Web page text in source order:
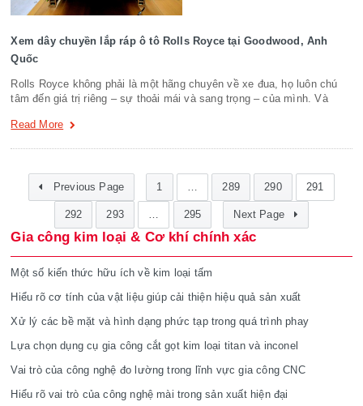
Xem dây chuyền lắp ráp ô tô Rolls Royce tại Goodwood, Anh
Quốc
Rolls Royce không phải là một hãng chuyên về xe đua, họ luôn chú
tâm đến giá trị riêng – sự thoải mái và sang trọng – của mình. Và
Read More
Previous Page 1 … 289 290 291
292 293 … 295 Next Page
Gia công kim loại & Cơ khí chính xác
Một số kiến thức hữu ích về kim loại tấm
Hiểu rõ cơ tính của vật liệu giúp cải thiện hiệu quả sản xuất
Xử lý các bề mặt và hình dạng phức tạp trong quá trình phay
Lựa chọn dụng cụ gia công cắt gọt kim loại titan và inconel
Vai trò của công nghệ đo lường trong lĩnh vực gia công CNC
Hiểu rõ vai trò của công nghệ mài trong sản xuất hiện đại